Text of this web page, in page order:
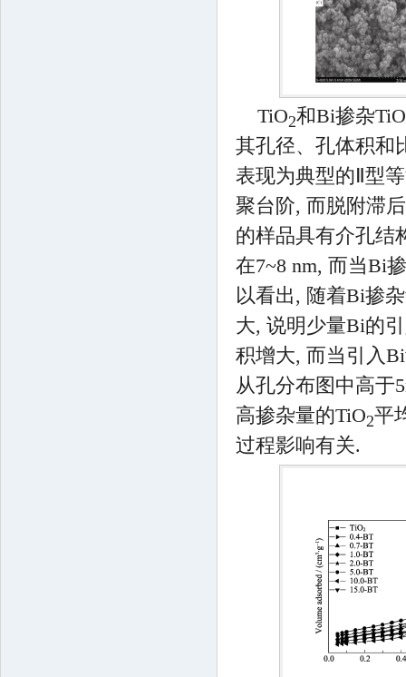
TiO2和Bi掺杂TiO
其孔径、孔体积和
表现为典型的Ⅱ型
聚台阶, 而脱附滞
的样品具有介孔结
在7~8 nm, 而当Bi
以看出, 随着Bi掺
大, 说明少量Bi的
积增大, 而当引入
从孔分布图中高于
高掺杂量的TiO2平
过程影响有关.